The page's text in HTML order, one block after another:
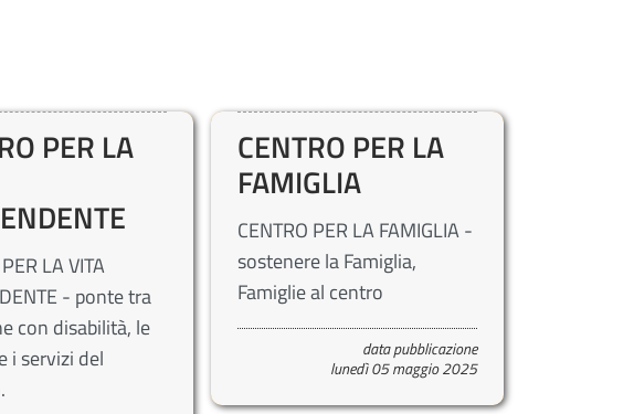
PER LA
LA VITA
- ponte tra
con disabilità, le
i servizi del
CENTRO PER LA
FAMIGLIA
CENTRO PER LA FAMIGLIA -
sostenere la Famiglia,
Famiglie al centro
data pubblicazione
lunedì 05 maggio 2025